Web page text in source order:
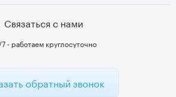
Связаться с нами
- работаем круглосуточно
обратный звонок